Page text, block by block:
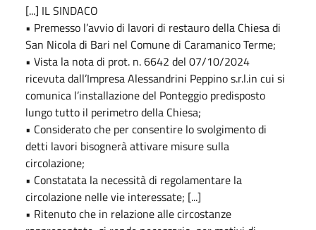
[...] IL SINDACO
• Premesso l’avvio di lavori di restauro della Chiesa di
San Nicola di Bari nel Comune di Caramanico Terme;
• Vista la nota di prot. n. 6642 del 07/10/2024
ricevuta dall’Impresa Alessandrini Peppino s.r.l.in cui si
comunica l’installazione del Ponteggio predisposto
lungo tutto il perimetro della Chiesa;
• Considerato che per consentire lo svolgimento di
detti lavori bisognerà attivare misure sulla
circolazione;
• Constatata la necessità di regolamentare la
circolazione nelle vie interessate; [...]
• Ritenuto che in relazione alle circostanze